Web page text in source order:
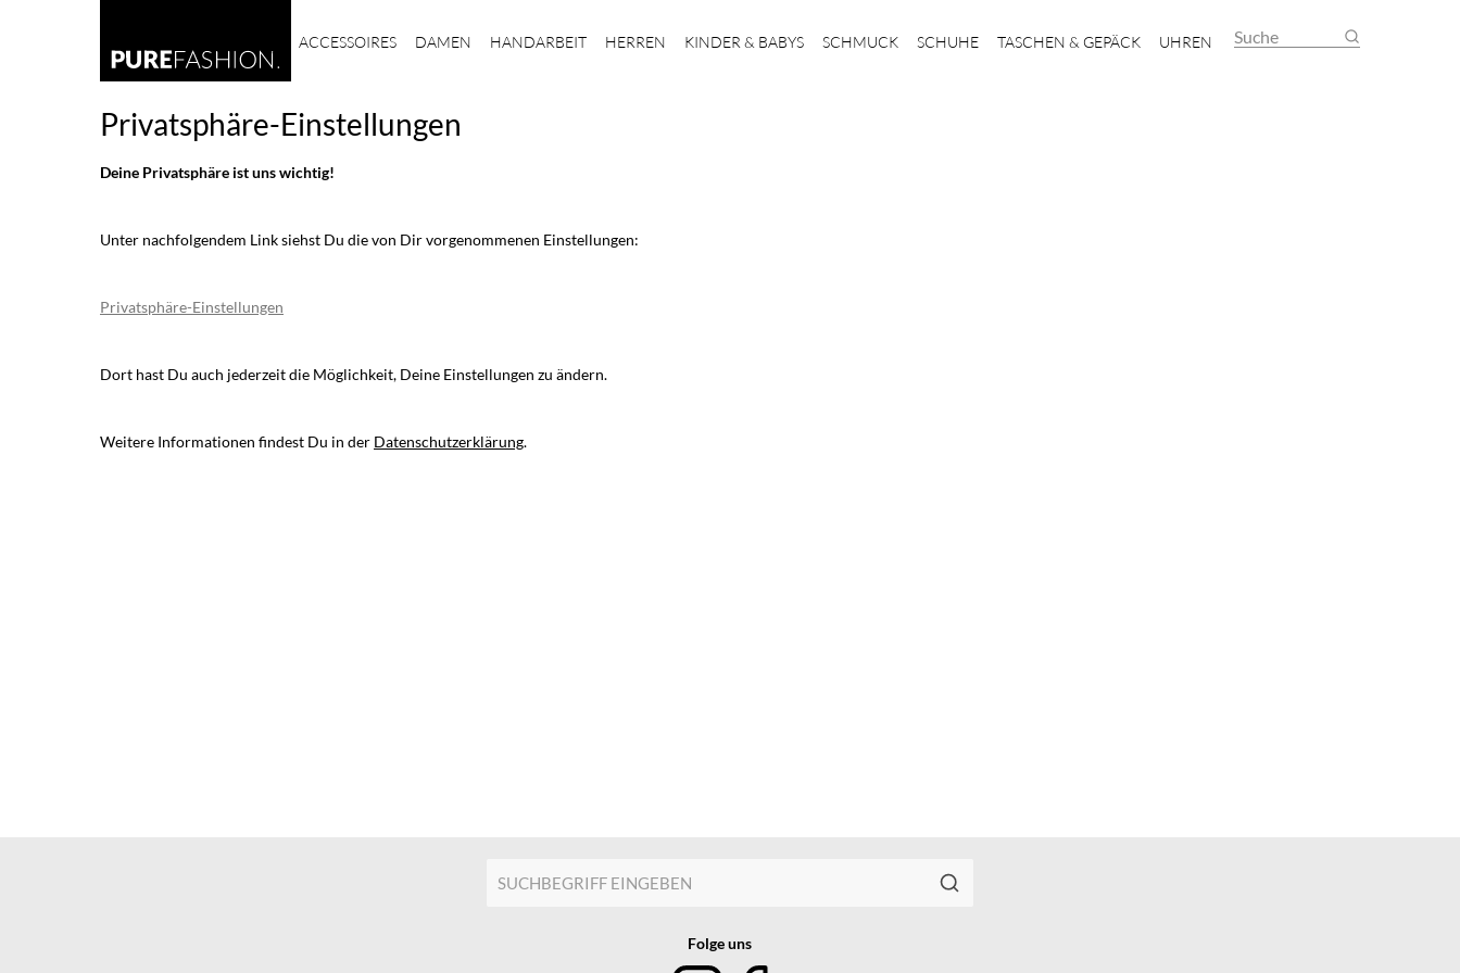
ACCESSOIRES DAMEN HANDARBEIT HERREN KINDER & BABYS SCHMUCK SCHUHE TASCHEN & GEPÄCK UHREN Suche
Privatsphäre-Einstellungen
Deine Privatsphäre ist uns wichtig!
Unter nachfolgendem Link siehst Du die von Dir vorgenommenen Einstellungen:
Privatsphäre-Einstellungen
Dort hast Du auch jederzeit die Möglichkeit, Deine Einstellungen zu ändern.
Weitere Informationen findest Du in der Datenschutzerklärung.
Folge uns